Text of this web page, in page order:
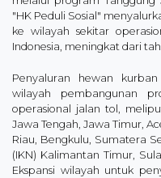
"HK Peduli Sosial"
ke wilayah sekitar
Indonesia, meningkat dari
Penyaluran hewan
wilayah pembangunan
operasional jalan tol,
Jawa Tengah, Jawa Timur,
Riau, Bengkulu, Sumatera
(IKN) Kalimantan Timur,
Ekspansi wilayah untuk